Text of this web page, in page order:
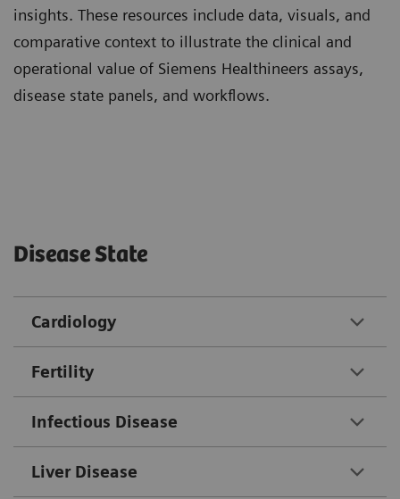
insights. These resources include data, visuals, and
comparative context to illustrate the clinical and
operational value of Siemens Healthineers assays,
disease state panels, and workflows.
Disease State
Cardiology
Fertility
Infectious Disease
Liver Disease